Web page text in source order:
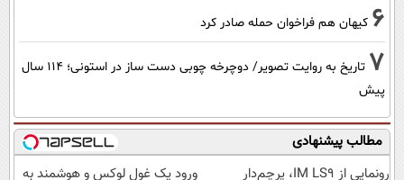
6 کیهان هم فراخوان حمله صادر کرد
7
تاریخ به روایت تصویر/ دوچرخه چوبی دست ساز در استونی؛ 114 سال
پیش
مطالب پیشنهادی
رونمایی از IM LS9، پرچم‌دار
ورود یک غول لوکس و هوشمند به